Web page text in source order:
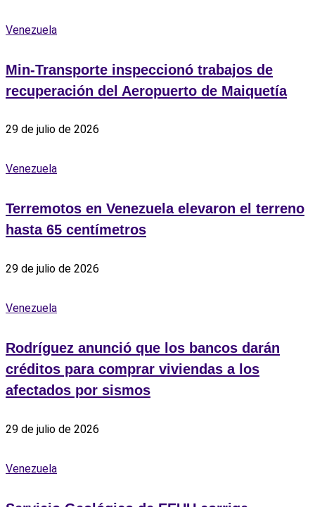
Venezuela
Min-Transporte inspeccionó trabajos de
recuperación del Aeropuerto de Maiquetía
29 de julio de 2026
Venezuela
Terremotos en Venezuela elevaron el terreno
hasta 65 centímetros
29 de julio de 2026
Venezuela
Rodríguez anunció que los bancos darán
créditos para comprar viviendas a los
afectados por sismos
29 de julio de 2026
Venezuela